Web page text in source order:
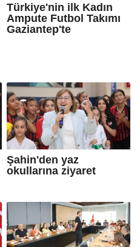
Türkiye'nin ilk Kadın
Ampute Futbol Takımı
Gaziantep'te
Şahin'den yaz
okullarına ziyaret